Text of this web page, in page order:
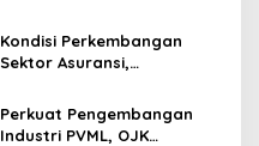
Keuangan Tetap Terjaga
Kondisi Perkembangan
Sektor Asuransi,
Pensiun Juni 2026
Perkuat Pengembangan
Industri PVML, OJK